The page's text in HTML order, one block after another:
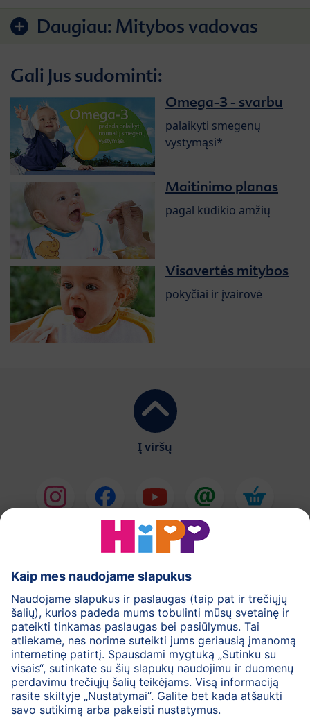
Daugiau: Mitybos vadovas
Gali Jus sudominti:
Omega-3 - svarbu
palaikyti smegenų
vystymąsi*
Maitinimo planas
pagal kūdikio amžių
Visavertės mitybos
pokyčiai ir įvairovė
Į viršų
HiPP Pieno mišiniai
HiPP Kūdikių maistas
Odos priežiūra
Nėštumas
Privatumo politika
Bendrosios svetainės naudojimo taisyklės
Rekvizitai
Apie HiPP Kontaktai